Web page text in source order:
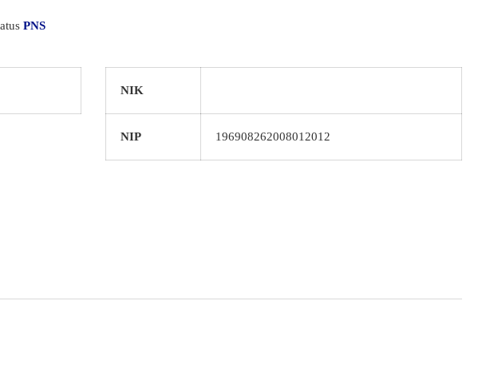
PNS
NIK
NIP 196908262008012012